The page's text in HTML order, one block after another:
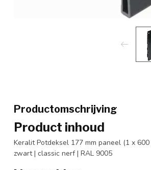
Productomschrijving
Product inhoud
Keralit Potdeksel 177 mm paneel (1 x 600
zwart | classic nerf | RAL 9005